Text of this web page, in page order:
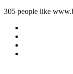
305 people like